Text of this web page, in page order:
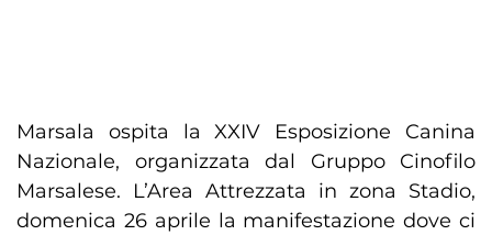
Marsala ospita la XXIV Esposizione Canina
Nazionale, organizzata dal Gruppo Cinofilo
Marsalese. L’Area Attrezzata in zona Stadio,
domenica 26 aprile la manifestazione dove ci